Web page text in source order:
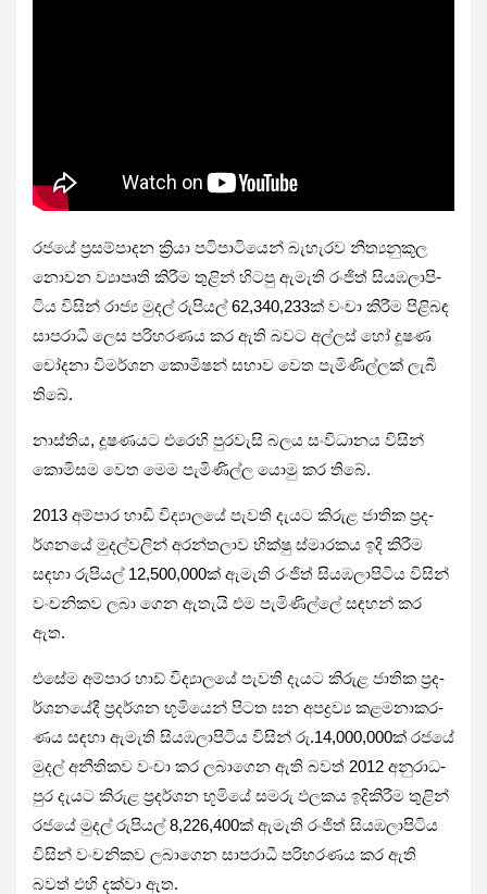
රජයේ ප්‍රස­ම්පා­දන ක්‍රියා පටි­පා­ටි­යෙන් බැහැ­රව නීත්‍ය­නු­කූල
නොවන ව්‍යාපෘති කිරීම තුළින් හිටපු ඇමැති රංජිත් සිය­ඹ­ලා­පි­
ටිය විසින් රාජ්‍ය මුදල් රුපි­යල් 62,340,233ක් වංචා කිරීම පිළි­බඳ
සාප­රාධී ලෙස පරි­හ­ර­ණය කර ඇති බවට අල්ලස් හෝ දූෂණ
චෝදනා විම­ර්ශන කොමි­ෂන් සභාව වෙත පැමි­ණි­ල්ලක් ලැබී
තිබේ.
නාස්තිය, දූෂ­ණ­යට එරෙහි පුර­වැසි බලය සංවි­ධා­නය විසින්
කොමි­සම වෙත මෙම පැමි­ණිල්ල යොමු කර තිබේ.
2013 අම්පාර හාඩි විද්‍යා­ලයේ පැවති දැයට කිරුළ ජාතික ප්‍රද­
ර්ශ­නයේ මුද­ල්ව­ලින් අර­න්ත­ලාව භික්ෂු ස්මාර­කය ඉදි කිරීම
සඳහා රුපි­යල් 12,500,000ක් ඇමැති රංජිත් සිය­ඹ­ලා­පි­ටිය විසින්
වංච­නි­කව ලබා ගෙන ඇතැයි එම පැමි­ණිල්ලේ සඳ­හන් කර
ඇත.
එසේම අම්පාර හාඩ් විද්‍යා­ලයේ පැවති දැයට කිරුළ ජාතික ප්‍රද­
ර්ශ­න­යේදී ප්‍රද­ර්ශන භූමි­යෙන් පිටත ඝන අප­ද්‍රව්‍ය කළ­ම­නා­ක­ර­
ණය සඳහා ඇමැති සිය­ඹ­ලා­පි­ටිය විසින් රු.14,000,000ක් රජයේ
මුදල් අනී­ති­කව වංචා කර ලබා­ගෙන ඇති බවත් 2012 අනු­රා­ධ­
පුර දැයට කිරුළ ප්‍රද­ර්ශන භූමියේ සමරු ඵල­කය ඉදි­කි­රීම තුළින්
රජයේ මුදල් රුපි­යල් 8,226,400ක් ඇමැති රංජිත් සිය­ඹ­ලා­පි­ටිය
විසින් වංච­නි­කව ලබා­ගෙන සාප­රාධී පරි­හ­ර­ණය කර ඇති
බවත් එහි දක්වා ඇත.